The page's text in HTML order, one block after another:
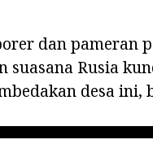
dan pameran
Rusia
desa ini,